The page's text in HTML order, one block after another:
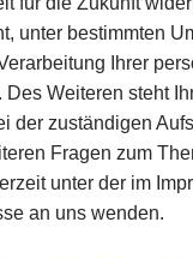
unter bestimmten
Ihrer
Weiteren steht
der zuständigen
Fragen zum
unter der im
an uns wenden.